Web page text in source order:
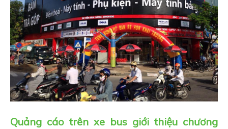
Quảng cáo trên xe bus giới thiệu chương